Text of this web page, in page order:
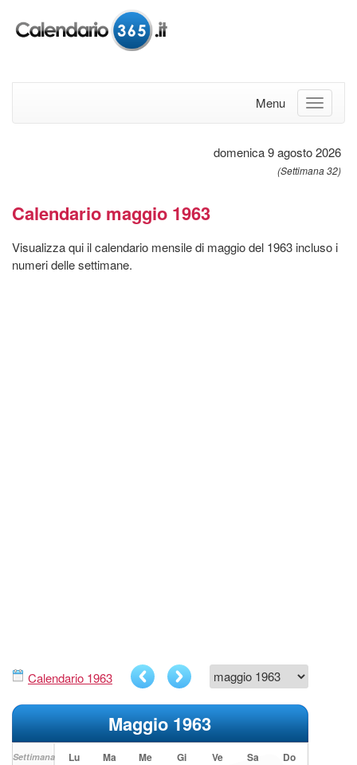
Menu
domenica 9 agosto 2026
(Settimana 32)
Calendario maggio 1963
Visualizza qui il calendario mensile di maggio del 1963 incluso i
numeri delle settimane.
Calendario 1963
Maggio 1963
Settimana Lu Ma Me Gi Ve Sa Do